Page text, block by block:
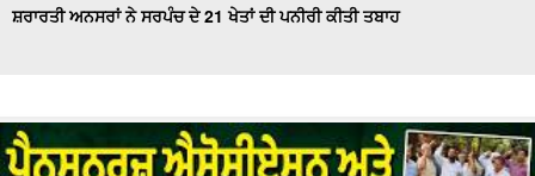
ਸ਼ਰਾਰਤੀ ਅਨਸਰਾਂ ਨੇ ਸਰਪੰਚ ਦੇ 21 ਖੇਤਾਂ ਦੀ ਪਨੀਰੀ ਕੀਤੀ ਤਬਾਹ